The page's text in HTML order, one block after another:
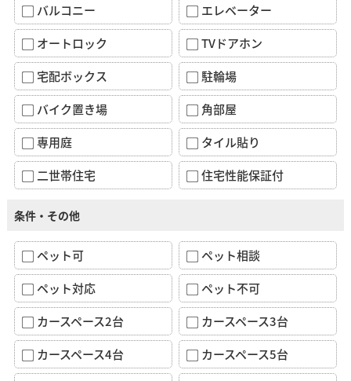
バルコニー
エレベーター
オートロック
TVドアホン
宅配ボックス
駐輪場
バイク置き場
角部屋
専用庭
タイル貼り
二世帯住宅
住宅性能保証付
条件・その他
ペット可
ペット相談
ペット対応
ペット不可
カースペース2台
カースペース3台
カースペース4台
カースペース5台